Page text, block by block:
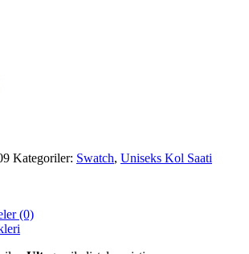
Kategoriler: Swatch, Uniseks Kol Saati
(0)